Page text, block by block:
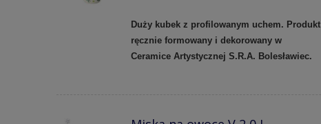
Duży kubek z profilowanym uchem. Produkt
ręcznie formowany i dekorowany w
Ceramice Artystycznej S.R.A. Bolesławiec.